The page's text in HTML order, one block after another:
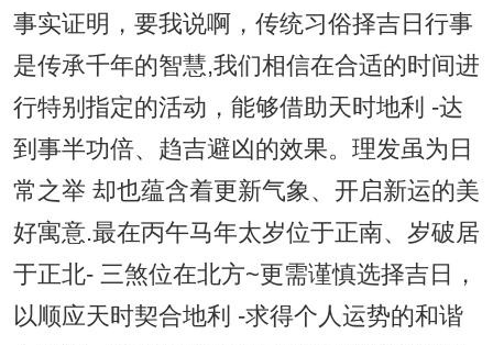
事实证明，要我说啊，传统习俗择吉日行事
是传承千年的智慧,我们相信在合适的时间进
行特别指定的活动，能够借助天时地利 -达
到事半功倍、趋吉避凶的效果。理发虽为日
常之举 却也蕴含着更新气象、开启新运的美
好寓意.最在丙午马年太岁位于正南、岁破居
于正北- 三煞位在北方~更需谨慎选择吉日，
以顺应天时契合地利 -求得个人运势的和谐